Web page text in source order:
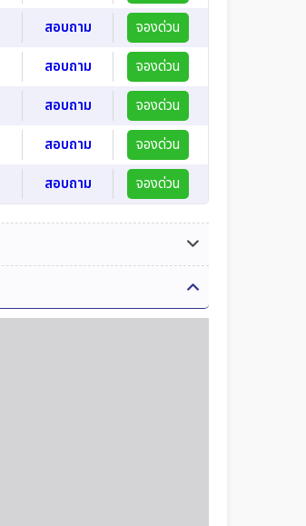
สอบถาม
จองด่วน
สอบถาม
จองด่วน
สอบถาม
จองด่วน
สอบถาม
จองด่วน
สอบถาม จองด่วน